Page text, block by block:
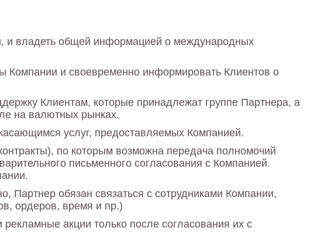
и владеть общей информацией о международных
Компании и своевременно информировать Клиентов о
Клиентам, которые принадлежат группе Партнера, а
на валютных рынках.
услуг, предоставляемых Компанией.
по которым возможна передача полномочий
письменного согласования с Компанией.
Партнер обязан связаться с сотрудниками Компании,
ордеров, время и пр.)
акции только после согласования их с